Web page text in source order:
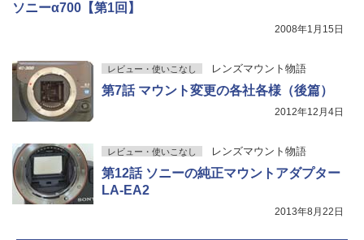
ソニーα700【第1回】
2008年1月15日
レビュー・使いこなし レンズマウント物語
第7話 マウント変更の各社各様（後篇）
2012年12月4日
レビュー・使いこなし レンズマウント物語
第12話 ソニーの純正マウントアダプター
LA-EA2
2013年8月22日